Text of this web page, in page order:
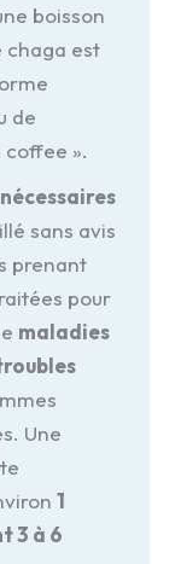
boisson
chaga est
de
coffee ».
sans avis
prenant
pour
maladies
Une
1
3 à 6